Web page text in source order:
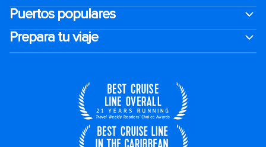
Puertos populares
Prepara tu viaje